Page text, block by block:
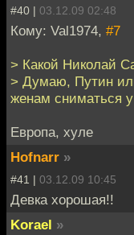
#40 | 03.12.09 02:48
Кому: Val1974, #7
> Какой Николай
> Думаю, Путин
женам сниматься
Европа, хуле
Hofnarr »
#41 | 03.12.09 10:45
Девка хорошая!!
Korael »